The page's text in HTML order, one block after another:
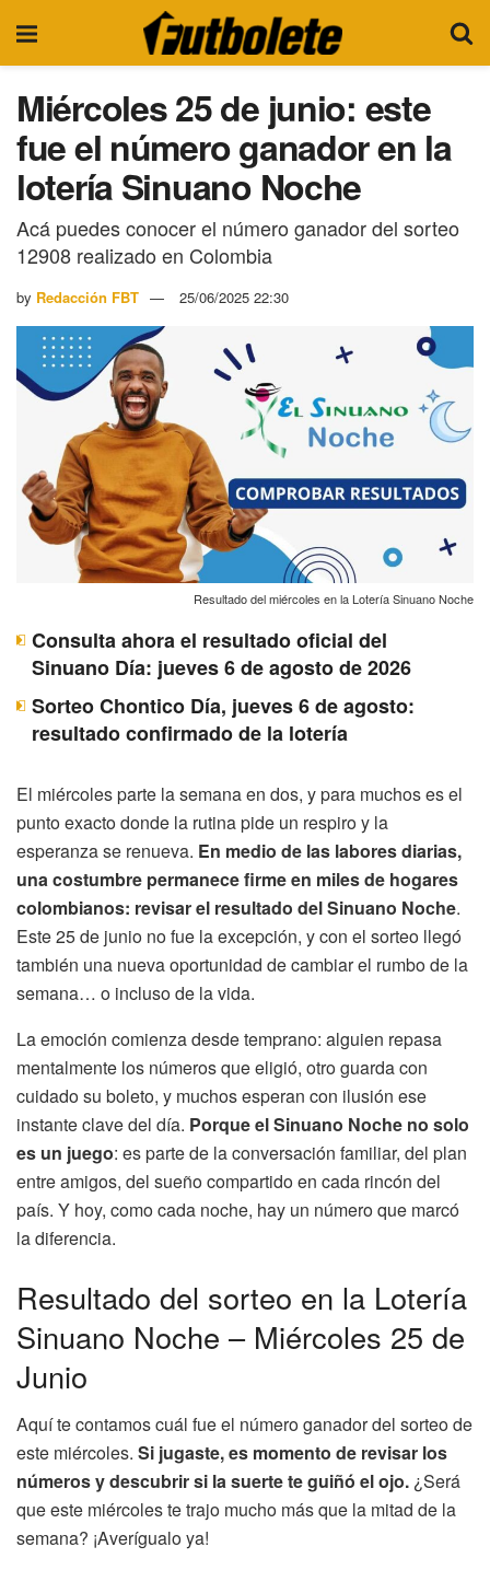
Miércoles 25 de junio: este
fue el número ganador en la
lotería Sinuano Noche
Acá puedes conocer el número ganador del sorteo
12908 realizado en Colombia
by Redacción FBT 25/06/2025 22:30
Resultado del miércoles en la Lotería Sinuano Noche
Consulta ahora el resultado oficial del
Sinuano Día: jueves 6 de agosto de 2026
Sorteo Chontico Día, jueves 6 de agosto:
resultado confirmado de la lotería
El miércoles parte la semana en dos, y para muchos es el
punto exacto donde la rutina pide un respiro y la
esperanza se renueva. En medio de las labores diarias,
una costumbre permanece firme en miles de hogares
colombianos: revisar el resultado del Sinuano Noche.
Este 25 de junio no fue la excepción, y con el sorteo llegó
también una nueva oportunidad de cambiar el rumbo de la
semana… o incluso de la vida.
La emoción comienza desde temprano: alguien repasa
mentalmente los números que eligió, otro guarda con
cuidado su boleto, y muchos esperan con ilusión ese
instante clave del día. Porque el Sinuano Noche no solo
es un juego: es parte de la conversación familiar, del plan
entre amigos, del sueño compartido en cada rincón del
país. Y hoy, como cada noche, hay un número que marcó
la diferencia.
Resultado del sorteo en la Lotería
Sinuano Noche – Miércoles 25 de
Junio
Aquí te contamos cuál fue el número ganador del sorteo de
este miércoles. Si jugaste, es momento de revisar los
números y descubrir si la suerte te guiñó el ojo. ¿Será
que este miércoles te trajo mucho más que la mitad de la
semana? ¡Averígualo ya!